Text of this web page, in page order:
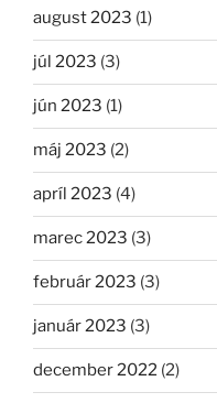
august 2023 (1)
júl 2023 (3)
jún 2023 (1)
máj 2023 (2)
apríl 2023 (4)
marec 2023 (3)
február 2023 (3)
január 2023 (3)
december 2022 (2)